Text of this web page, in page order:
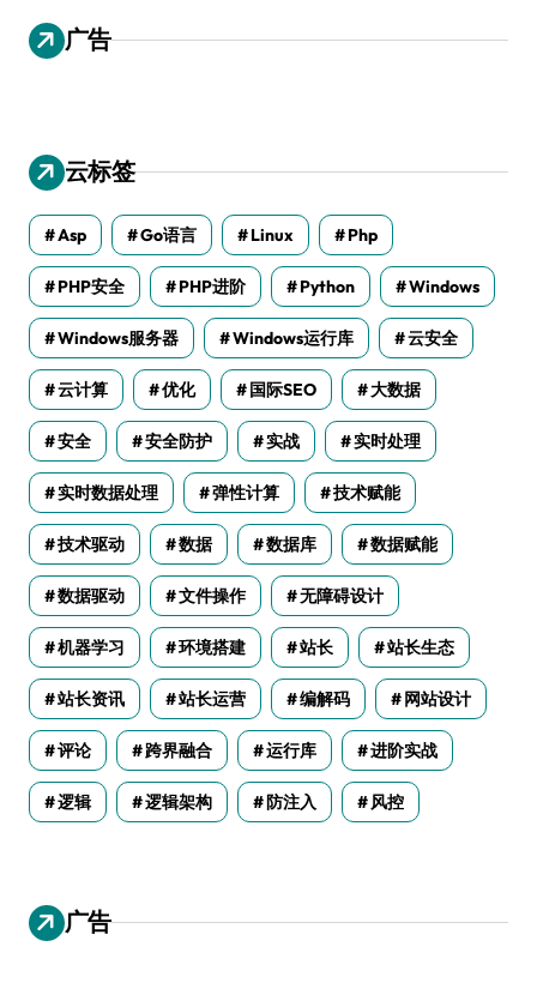
广告
云标签
Asp Go语言 Linux Php
PHP安全 PHP进阶 Python Windows
Windows服务器 Windows运行库 云安全
云计算 优化 国际SEO 大数据
安全 安全防护 实战 实时处理
实时数据处理 弹性计算 技术赋能
技术驱动 数据 数据库 数据赋能
数据驱动 文件操作 无障碍设计
机器学习 环境搭建 站长 站长生态
站长资讯 站长运营 编解码 网站设计
评论 跨界融合 运行库 进阶实战
逻辑 逻辑架构 防注入 风控
广告